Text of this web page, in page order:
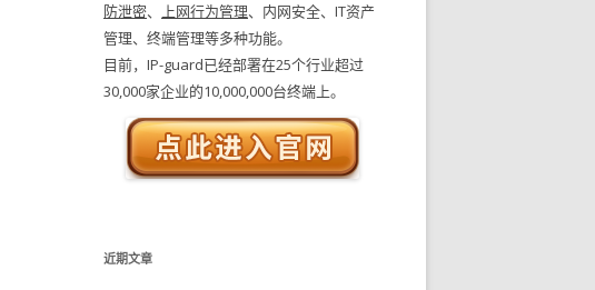
防泄密、 上网行为管理、内网安全、IT资产
管理、终端管理等多种功能。
目前，IP-guard已经部署在25个行业超过
30,000家企业的10,000,000台终端上。
近期文章